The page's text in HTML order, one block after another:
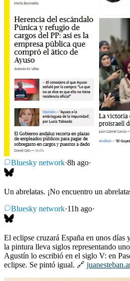
Bluesky network·8h ago·
Un abrelatas. ¡No encuentro un
Bluesky network·11h ago·
El eclipse cruzará España en unos días
la pintura lleva siglos representando
Agustín lo escribió en el siglo V: en
eclipse. Se pintó igual. 🔗